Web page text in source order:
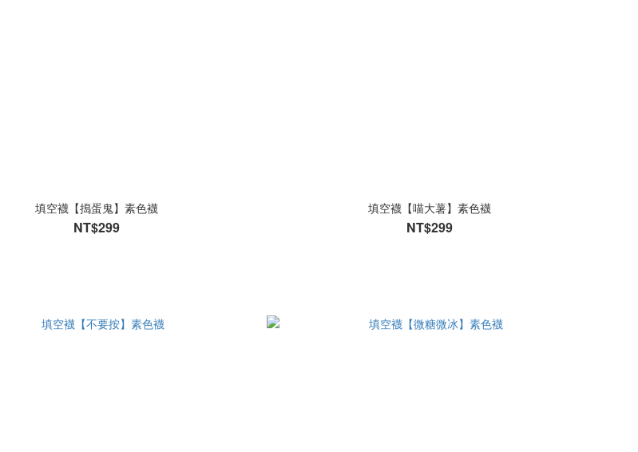
填空襪【搗蛋鬼】素色襪
NT$299
填空襪【喵大薯】素色襪
NT$299